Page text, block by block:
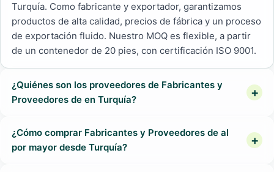
Turquía. Como fabricante y exportador, garantizamos
productos de alta calidad, precios de fábrica y un proceso
de exportación fluido. Nuestro MOQ es flexible, a partir
de un contenedor de 20 pies, con certificación ISO 9001.
¿Quiénes son los proveedores de Fabricantes y
Proveedores de en Turquía?
¿Cómo comprar Fabricantes y Proveedores de al
por mayor desde Turquía?